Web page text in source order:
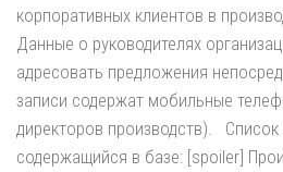
корпоративных клиентов в
Данные о руководителях
адресовать предложения
записи содержат мобильные
директоров производств). Список
содержащийся в базе: [spoiler]